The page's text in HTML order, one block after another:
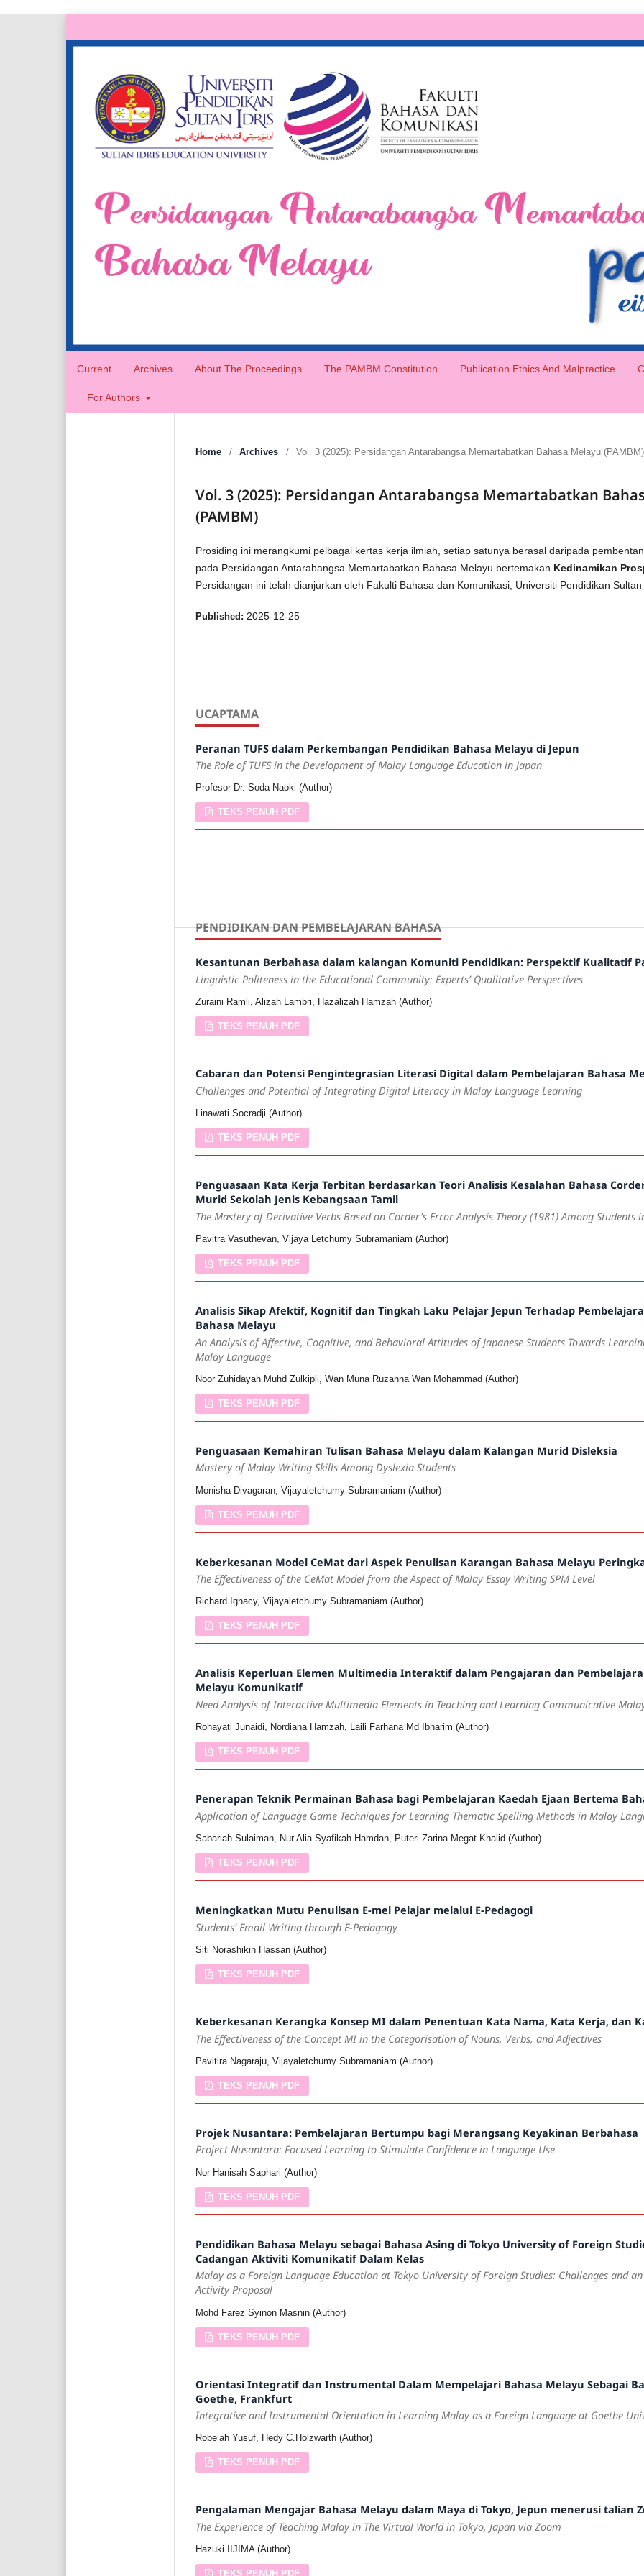
Current Archives About The Proceedings The PAMBM Constitution Publication Ethics And Malpractice
For Authors
Home / Archives / Vol. 3 (2025): Persidangan Antarabangsa Memartabatkan Bahasa Melayu (PAMBM)
Vol. 3 (2025): Persidangan Antarabangsa Memartabatkan
(PAMBM)
Prosiding ini merangkumi pelbagai kertas kerja ilmiah, setiap satunya berasal daripada
pada Persidangan Antarabangsa Memartabatkan Bahasa Melayu bertemakan Kedinamikan
Persidangan ini telah dianjurkan oleh Fakulti Bahasa dan Komunikasi, Universiti Pendidikan Sultan
Published: 2025-12-25
UCAPTAMA
Peranan TUFS dalam Perkembangan Pendidikan Bahasa Melayu di Jepun
The Role of TUFS in the Development of Malay Language Education in Japan
Profesor Dr. Soda Naoki (Author)
TEKS PENUH PDF
PENDIDIKAN DAN PEMBELAJARAN BAHASA
Kesantunan Berbahasa dalam kalangan Komuniti Pendidikan: Perspektif Kualitatif
Linguistic Politeness in the Educational Community: Experts’ Qualitative Perspectives
Zuraini Ramli, Alizah Lambri, Hazalizah Hamzah (Author)
TEKS PENUH PDF
Cabaran dan Potensi Pengintegrasian Literasi Digital dalam Pembelajaran Bahasa
Challenges and Potential of Integrating Digital Literacy in Malay Language Learning
Linawati Socradji (Author)
TEKS PENUH PDF
Penguasaan Kata Kerja Terbitan berdasarkan Teori Analisis Kesalahan Bahasa
Murid Sekolah Jenis Kebangsaan Tamil
The Mastery of Derivative Verbs Based on Corder's Error Analysis Theory (1981) Among Students
Pavitra Vasuthevan, Vijaya Letchumy Subramaniam (Author)
TEKS PENUH PDF
Analisis Sikap Afektif, Kognitif dan Tingkah Laku Pelajar Jepun Terhadap
Bahasa Melayu
An Analysis of Affective, Cognitive, and Behavioral Attitudes of Japanese Students Towards
Malay Language
Noor Zuhidayah Muhd Zulkipli, Wan Muna Ruzanna Wan Mohammad (Author)
TEKS PENUH PDF
Penguasaan Kemahiran Tulisan Bahasa Melayu dalam Kalangan Murid Disleksia
Mastery of Malay Writing Skills Among Dyslexia Students
Monisha Divagaran, Vijayaletchumy Subramaniam (Author)
TEKS PENUH PDF
Keberkesanan Model CeMat dari Aspek Penulisan Karangan Bahasa Melayu
The Effectiveness of the CeMat Model from the Aspect of Malay Essay Writing SPM Level
Richard Ignacy, Vijayaletchumy Subramaniam (Author)
TEKS PENUH PDF
Analisis Keperluan Elemen Multimedia Interaktif dalam Pengajaran dan
Melayu Komunikatif
Need Analysis of Interactive Multimedia Elements in Teaching and Learning Communicative
Rohayati Junaidi, Nordiana Hamzah, Laili Farhana Md Ibharim (Author)
TEKS PENUH PDF
Penerapan Teknik Permainan Bahasa bagi Pembelajaran Kaedah Ejaan Bertema
Application of Language Game Techniques for Learning Thematic Spelling Methods in Malay
Sabariah Sulaiman, Nur Alia Syafikah Hamdan, Puteri Zarina Megat Khalid (Author)
TEKS PENUH PDF
Meningkatkan Mutu Penulisan E-mel Pelajar melalui E-Pedagogi
Students’ Email Writing through E-Pedagogy
Siti Norashikin Hassan (Author)
TEKS PENUH PDF
Keberkesanan Kerangka Konsep MI dalam Penentuan Kata Nama, Kata Kerja, dan
The Effectiveness of the Concept MI in the Categorisation of Nouns, Verbs, and Adjectives
Pavitira Nagaraju, Vijayaletchumy Subramaniam (Author)
TEKS PENUH PDF
Projek Nusantara: Pembelajaran Bertumpu bagi Merangsang Keyakinan Berbahasa
Project Nusantara: Focused Learning to Stimulate Confidence in Language Use
Nor Hanisah Saphari (Author)
TEKS PENUH PDF
Pendidikan Bahasa Melayu sebagai Bahasa Asing di Tokyo University of Foreign
Cadangan Aktiviti Komunikatif Dalam Kelas
Malay as a Foreign Language Education at Tokyo University of Foreign Studies: Challenges and
Activity Proposal
Mohd Farez Syinon Masnin (Author)
TEKS PENUH PDF
Orientasi Integratif dan Instrumental Dalam Mempelajari Bahasa Melayu Sebagai
Goethe, Frankfurt
Integrative and Instrumental Orientation in Learning Malay as a Foreign Language at Goethe
Robe’ah Yusuf, Hedy C.Holzwarth (Author)
TEKS PENUH PDF
Pengalaman Mengajar Bahasa Melayu dalam Maya di Tokyo, Jepun menerusi talian
The Experience of Teaching Malay in The Virtual World in Tokyo, Japan via Zoom
Hazuki IIJIMA (Author)
TEKS PENUH PDF